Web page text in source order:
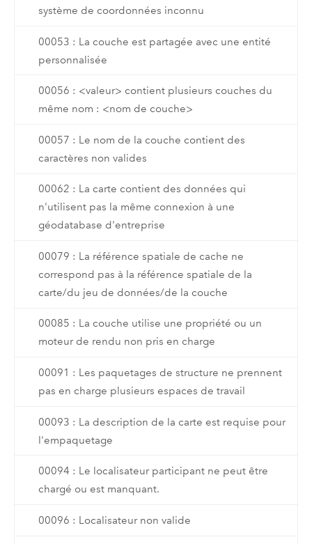
système de coordonnées inconnu
00053 : La couche est partagée avec une entité
personnalisée
00056 : <valeur> contient plusieurs couches du
même nom : <nom de couche>
00057 : Le nom de la couche contient des
caractères non valides
00062 : La carte contient des données qui
n'utilisent pas la même connexion à une
géodatabase d'entreprise
00079 : La référence spatiale de cache ne
correspond pas à la référence spatiale de la
carte/du jeu de données/de la couche
00085 : La couche utilise une propriété ou un
moteur de rendu non pris en charge
00091 : Les paquetages de structure ne prennent
pas en charge plusieurs espaces de travail
00093 : La description de la carte est requise pour
l'empaquetage
00094 : Le localisateur participant ne peut être
chargé ou est manquant.
00096 : Localisateur non valide